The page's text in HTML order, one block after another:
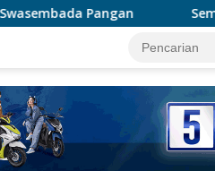
Sempat Kejar-kejaran